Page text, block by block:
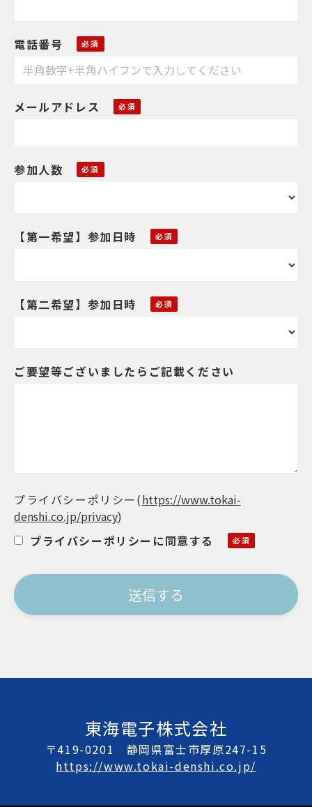
電話番号
メールアドレス
参加人数
【第一希望】参加日時
【第二希望】参加日時
ご要望等ございましたらご記載ください
プライバシーポリシー (https://www.tokai-
denshi.co.jp/privacy)
プライバシーポリシーに同意する
東海電子株式会社
〒419-0201 静岡県富士市厚原247-15
https://www.tokai-denshi.co.jp/